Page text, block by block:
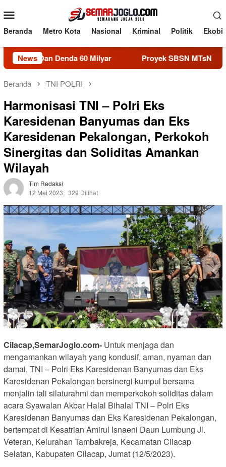
ke
kontenMobile
Beranda Metro Kota Nasional Kriminal Politik
News
60 Milyar Proyek SBSN MTsN Salatiga Rp2,25
Beranda TNI POLRI
Harmonisasi TNI – Polri Eks
Karesidenan Banyumas dan Eks
Karesidenan Pekalongan, Perkokoh
Sinergitas dan Soliditas Amankan
Wilayah
Tim Redaksi
12 Mei 2023
329 Dilihat
Cilacap,SemarJoglo.com- Untuk menjaga dan
mengamankan wilayah yang kondusif, aman, nyaman dan
damai, TNI – Polri Eks Karesidenan Banyumas dan Eks
Karesidenan Pekalongan bersinergi kumpul bersama
menjalin tali silaturahmi dan memperkokoh soliditas dalam
acara Syawalan Akbar Halal Bihalal TNI – Polri Eks
Karesidenan Banyumas dan Eks Karesidenan Pekalongan,
bertempat di Kesatrian Amirul Isnaeni Daun Lumbung Jl.
Veteran, Kelurahan Tambakreja, Kecamatan Cilacap
Selatan, Kabupaten Cilacap, Jumat (12/5/2023).